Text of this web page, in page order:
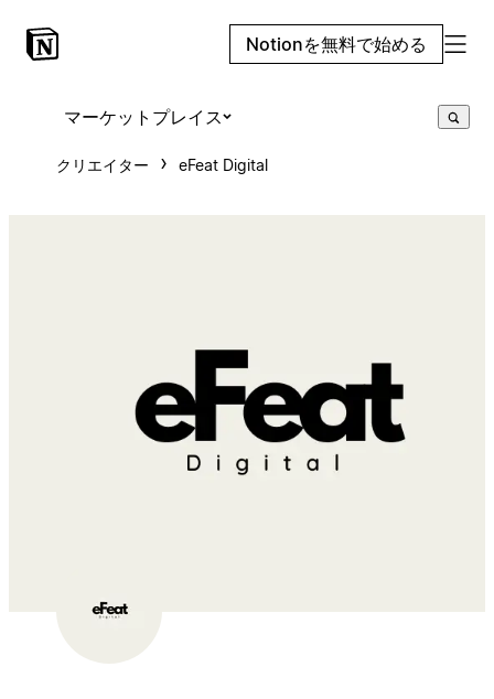
Notionを無料で始める
マーケットプレイス
クリエイター eFeat Digital